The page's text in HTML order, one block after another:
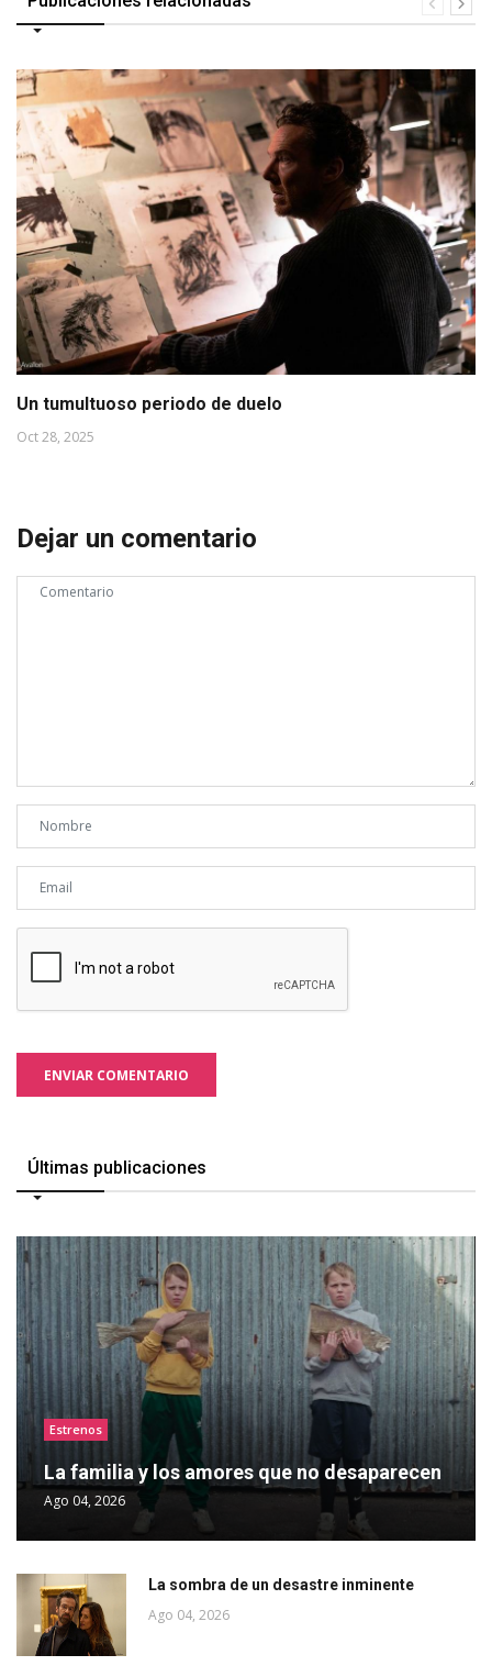
Un tumultuoso periodo de duelo
Oct 28, 2025
Dejar un comentario
ENVIAR COMENTARIO
Últimas publicaciones
Estrenos
La familia y los amores que no desaparecen
Ago 04, 2026
La sombra de un desastre inminente
Ago 04, 2026